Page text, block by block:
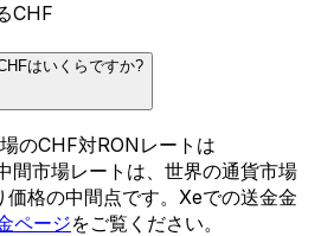
CHF
はいくらですか?
のCHF対RONレートは
間市場レートは、世界の通貨市場
格の中間点です。Xeでの送金金
ページをご覧ください。